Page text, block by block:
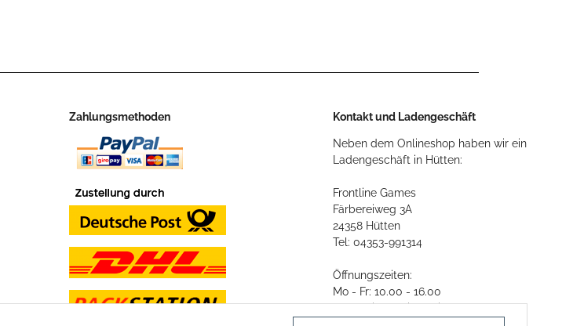
Zahlungsmethoden Kontakt und Ladengeschäft
Neben dem Onlineshop haben wir ein
Ladengeschäft in Hütten:
Frontline Games
Färbereiweg 3A
24358 Hütten
Tel: 04353-991314
Öffnungszeiten:
Mo - Fr: 10.00 - 16.00
Oder mit Terminvereinbarung